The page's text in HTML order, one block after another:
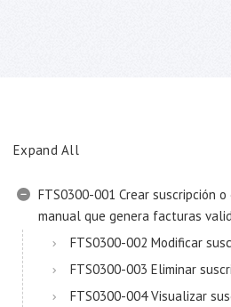
Expand All
FTS0300-001 Crear suscripción
manual que genera facturas
FTS0300-002 Modificar
FTS0300-003 Eliminar
FTS0300-004 Visualizar